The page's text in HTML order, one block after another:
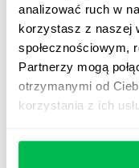
analizować ruch w
korzystasz z naszej
społecznościowym,
Partnerzy mogą
otrzymanymi od
korzystania z ich
Robienie
prawdziwy lider
odpowiedzialność,
swojego zespołu.
intensywniej niż
oznacza, że musisz